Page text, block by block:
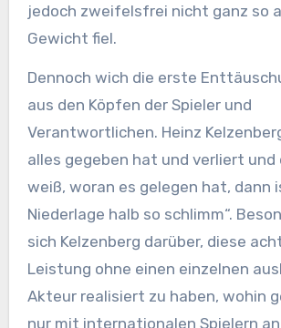
jedoch zweifelsfrei nicht ganz so
Gewicht fiel.
Dennoch wich die erste
aus den Köpfen der Spieler und
Verantwortlichen. Heinz
alles gegeben hat und verliert und
weiß, woran es gelegen hat, dann
Niederlage halb so schlimm“.
sich Kelzenberg darüber, diese
Leistung ohne einen einzelnen
Akteur realisiert zu haben, wohin
nur mit internationalen Spielern